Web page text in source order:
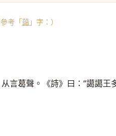
考「藹 」字：）
言葛聲。《詩》曰：“譪譪王